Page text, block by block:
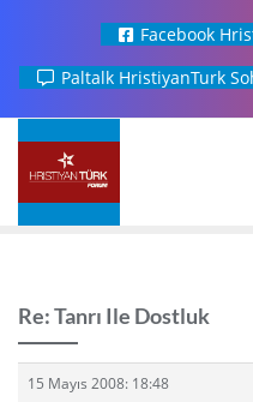
Facebook
Paltalk HristiyanTurk
Re: Tanrı Ile Dostluk
15 Mayıs 2008: 18:48